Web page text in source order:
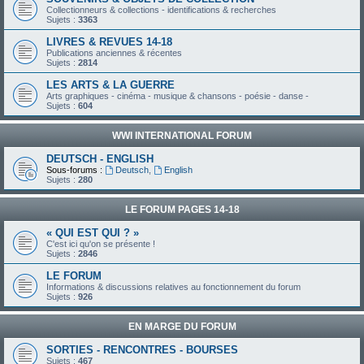
Collectionneurs & collections - identifications & recherches
Sujets : 3363
LIVRES & REVUES 14-18
Publications anciennes & récentes
Sujets : 2814
LES ARTS & LA GUERRE
Arts graphiques - cinéma - musique & chansons - poésie - danse -
Sujets : 604
WWI INTERNATIONAL FORUM
DEUTSCH - ENGLISH
Sous-forums : Deutsch,
English
Sujets : 280
LE FORUM PAGES 14-18
« QUI EST QUI ? »
C'est ici qu'on se présente !
Sujets : 2846
LE FORUM
Informations & discussions relatives au fonctionnement du forum
Sujets : 926
EN MARGE DU FORUM
SORTIES - RENCONTRES - BOURSES
Sujets : 467